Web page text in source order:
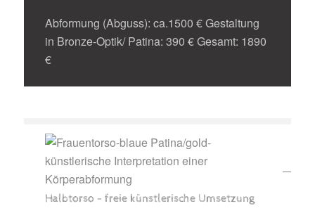
Abformung (Abguss): ca.1500 € Gestaltung
in Bronze-Optik/ Patina: 390 € Gesamt: 1890
€
Halbtorso - freie künstlerische Umsetzung